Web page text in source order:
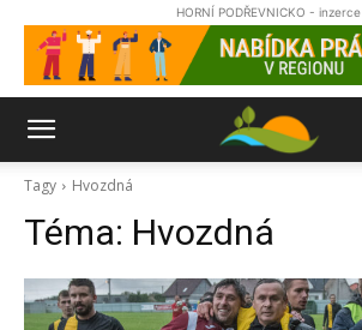
HORNÍ PODŘEVNICKO - inzerce
Tagy Hvozdná
Téma: Hvozdná